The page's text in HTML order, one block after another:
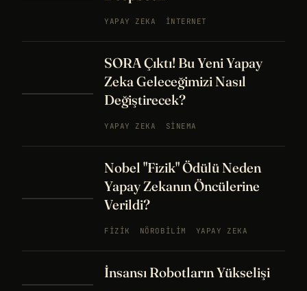
YAPAY ZEKA İNTERNET
SORA Çıktı! Bu Yeni Yapay
Zeka Geleceğimizi Nasıl
Değiştirecek?
YAPAY ZEKA SINEMA
Nobel "Fizik" Ödülü Neden
Yapay Zekanın Öncülerine
Verildi?
FIZIK NÖROBILIM YAPAY ZEKA
İnsansı Robotların Yükselişi